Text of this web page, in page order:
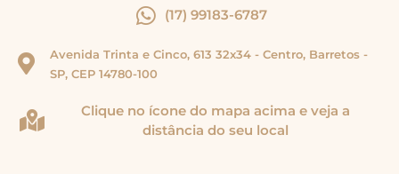
(17) 99183-6787
Avenida Trinta e Cinco, 613 32x34 - Centro, Barretos -
SP, CEP 14780-100
Clique no ícone do mapa acima e veja a
distância do seu local